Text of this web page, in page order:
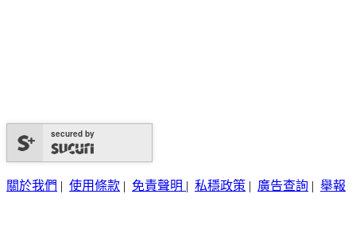
secured by
關於我們 | 使用條款 | 免責聲明 | 私穩政策 | 廣告查詢 | 舉報